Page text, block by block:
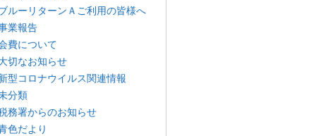
ルーリターンＡご利用の皆様へ
業報告
費について
切なお知らせ
型コロナウイルス関連情報
分類
務署からのお知らせ
色だより